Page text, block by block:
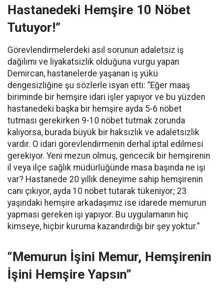
Hastanedeki Hemşire 10 Nöbet
Tutuyor!”
Görevlendirmelerdeki asıl sorunun adaletsiz iş
dağılımı ve liyakatsizlik olduğuna vurgu yapan
Demircan, hastanelerde yaşanan iş yükü
dengesizliğine şu sözlerle isyan etti: “Eğer maaş
biriminde bir hemşire idari işler yapıyor ve bu yüzden
hastanedeki başka bir hemşire ayda 5-6 nöbet
tutması gerekirken 9-10 nöbet tutmak zorunda
kalıyorsa, burada büyük bir haksızlık ve adaletsizlik
vardır. O idari görevlendirmenin derhal iptal edilmesi
gerekiyor. Yeni mezun olmuş, gencecik bir hemşirenin
il veya ilçe sağlık müdürlüğünde masa başında ne işi
var? Hastanede 20 yıllık deneyime sahip hemşirenin
canı çıkıyor, ayda 10 nöbet tutarak tükeniyor; 23
yaşındaki hemşire arkadaşımız ise idarede memurun
yapması gereken işi yapıyor. Bu uygulamanın hiç
kimseye, hiçbir kuruma kazandırdığı bir şey yoktur.”
“Memurun İşini Memur, Hemşirenin
İşini Hemşire Yapsın”